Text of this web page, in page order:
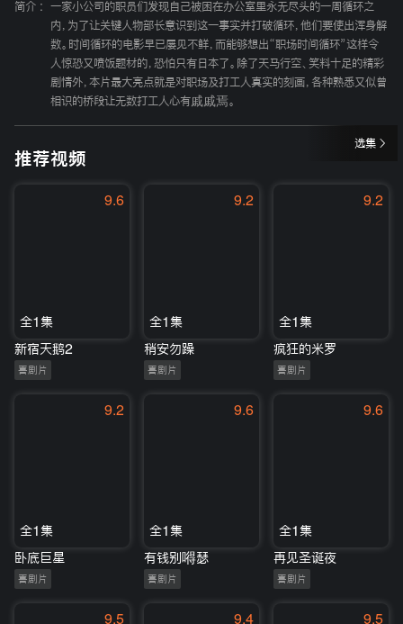
简介 :
一家小公司的职员们发现自己被困在办公室里永无尽头的一周循环之
内，为了让关键人物部长意识到这一事实并打破循环，他们要使出浑身解
数。时间循环的电影早已屡见不鲜，而能够想出“职场时间循环”这样令
人惊恐又喷饭题材的，恐怕只有日本了。除了天马行空、笑料十足的精彩
剧情外，本片最大亮点就是对职场及打工人真实的刻画，各种熟悉又似曾
相识的桥段让无数打工人心有戚戚焉。
选集
推荐视频
9.6
全1集
新宿天鹅2
喜剧片
9.2
全1集
稍安勿躁
喜剧片
9.2
全1集
疯狂的米罗
喜剧片
9.2
全1集
卧底巨星
喜剧片
9.6
全1集
有钱别嘚瑟
喜剧片
9.6
全1集
再见圣诞夜
喜剧片
9.5 9.4 9.5